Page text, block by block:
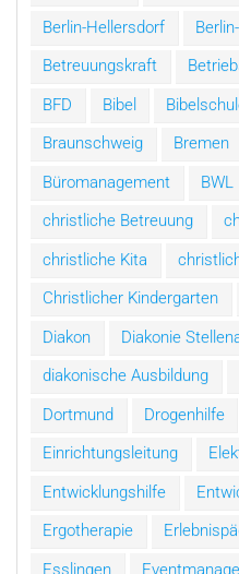
Berlin-Hellersdorf
Betreuungskraft
BFD
Bibel
Braunschweig
Bremen
Büromanagement
BWL
christliche Betreuung
christliche Kita
Christlicher Kindergarten
Diakon
Diakonie
diakonische Ausbildung
Dortmund
Drogenhilfe
Einrichtungsleitung
Entwicklungshilfe
Ergotherapie
Esslingen